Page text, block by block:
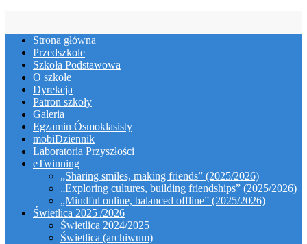
contentStrona główna
Przedszkole
Szkoła Podstawowa
O szkole
Dyrekcja
Patron szkoły
Galeria
Egzamin Ósmoklasisty
mobiDziennik
Laboratoria Przyszłości
eTwinning
„Sharing smiles, making friends” (2025/2026)
„Exploring cultures, building friendships” (2025/2026)
„Mindful online, balanced offline” (2025/2026)
Świetlica 2025 /2026
Świetlica 2024/2025
Świetlica (archiwum)